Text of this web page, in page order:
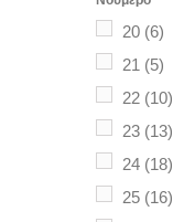
20 (6)
21 (5)
22 (10)
23 (13)
24 (18)
25 (16)